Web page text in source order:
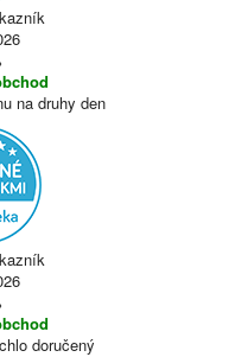
na druhy den
doručený